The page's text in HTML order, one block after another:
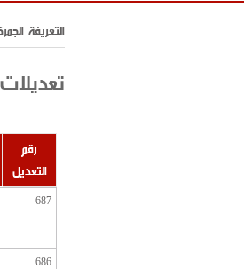
التعريفة
رقم
التعديل
687
686